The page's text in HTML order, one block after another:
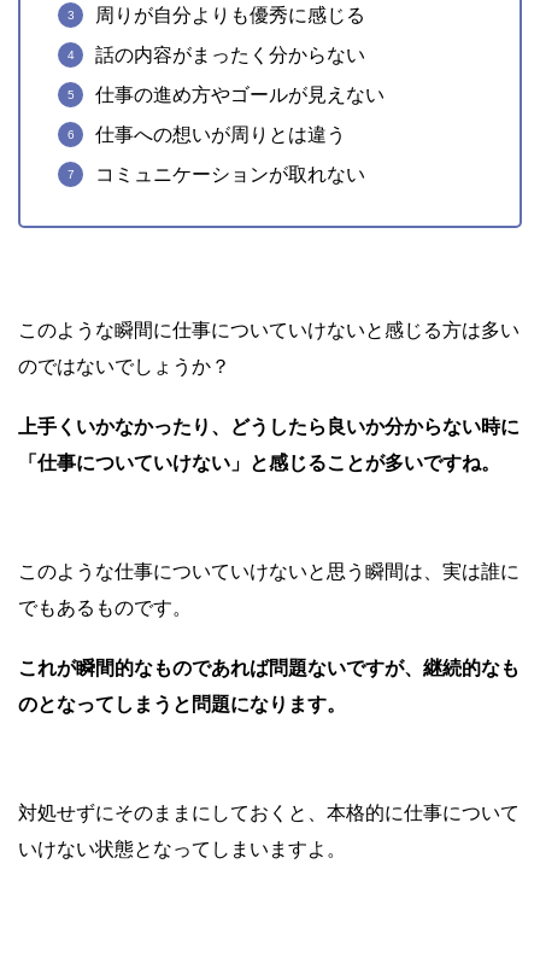
周りが自分よりも優秀に感じる
話の内容がまったく分からない
仕事の進め方やゴールが見えない
仕事への想いが周りとは違う
コミュニケーションが取れない
このような瞬間に仕事についていけないと感じる方は多い
のではないでしょうか？
上手くいかなかったり、どうしたら良いか分からない時に
「仕事についていけない」と感じることが多いですね。
このような仕事についていけないと思う瞬間は、実は誰に
でもあるものです。
これが瞬間的なものであれば問題ないですが、継続的なも
のとなってしまうと問題になります。
対処せずにそのままにしておくと、本格的に仕事について
いけない状態となってしまいますよ。